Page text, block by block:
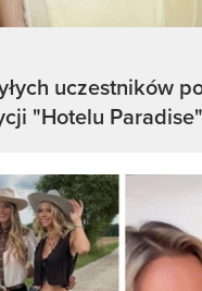
uczestników
"Hotelu